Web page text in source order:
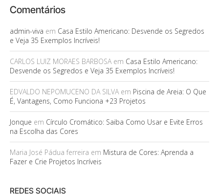
Comentários
admin-viva em Casa Estilo Americano: Desvende os Segredos
e Veja 35 Exemplos Incríveis!
CARLOS LUIZ MORAES BARBOSA em Casa Estilo Americano:
Desvende os Segredos e Veja 35 Exemplos Incríveis!
EDVALDO NEPOMUCENO DA SILVA em Piscina de Areia: O Que
É, Vantagens, Como Funciona +23 Projetos
Jonque em Círculo Cromático: Saiba Como Usar e Evite Erros
na Escolha das Cores
Maria José Pádua ferreira em Mistura de Cores: Aprenda a
Fazer e Crie Projetos Incríveis
REDES SOCIAIS